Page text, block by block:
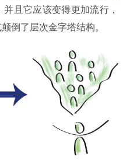
并且它应该变得更加流行，
倒了层次金字塔结构。